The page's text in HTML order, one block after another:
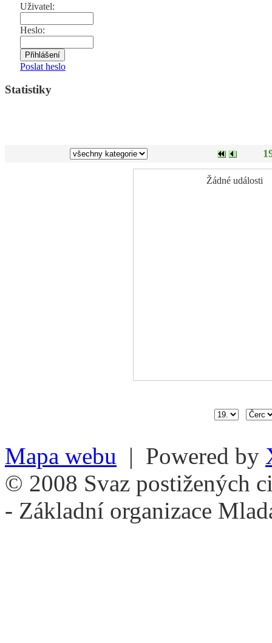
Uživatel:
Heslo:
Poslat heslo
Statistiky
Žádné události
Mapa webu | Powered by
© 2008 Svaz postižených
- Základní organizace